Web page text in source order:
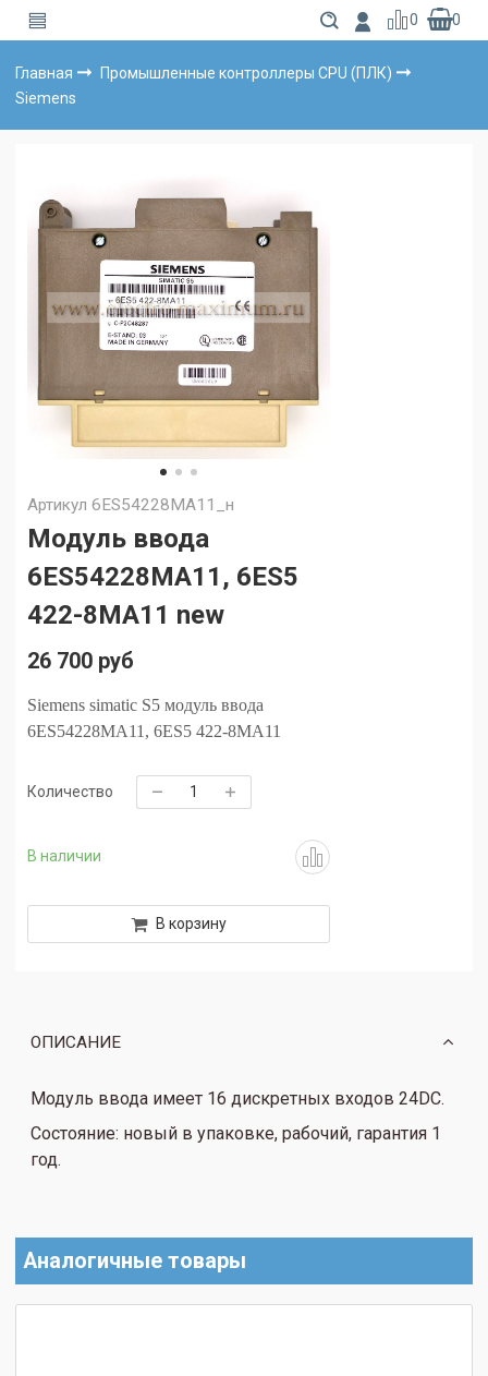
0 0
Главная
Промышленные контроллеры CPU (ПЛК)
Siemens
Артикул6ES54228MA11_н
Модуль ввода
6ES54228MA11, 6ES5
422-8MA11 new
В наличии
26 700 руб
Siemens simatic S5 модуль ввода
6ES54228MA11, 6ES5 422-8MA11
Количество
В корзину
ОПИСАНИЕ
Модуль ввода имеет 16 дискретных входов 24DC.
Состояние: новый в упаковке, рабочий, гарантия 1
год.
Аналогичные товары